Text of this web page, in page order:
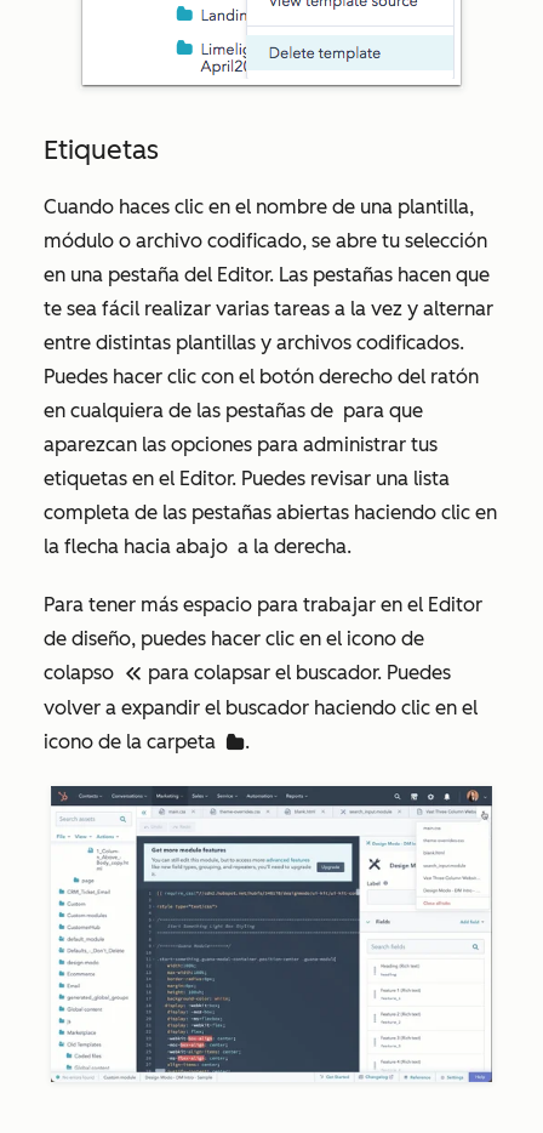
Etiquetas
Cuando haces clic en el nombre de una plantilla,
módulo o archivo codificado, se abre tu selección
en una pestaña del Editor. Las pestañas hacen que
te sea fácil realizar varias tareas a la vez y alternar
entre distintas plantillas y archivos codificados.
Puedes hacer clic con el botón derecho del ratón
en cualquiera de las pestañas de para que
aparezcan las opciones para administrar tus
etiquetas en el Editor. Puedes revisar una lista
completa de las pestañas abiertas haciendo clic en
la flecha hacia abajo a la derecha.
Para tener más espacio para trabajar en el Editor
de diseño, puedes hacer clic en el icono de
colapso
first para colapsar el buscador. Puedes
volver a expandir el buscador haciendo clic en el
icono de la carpeta folder.